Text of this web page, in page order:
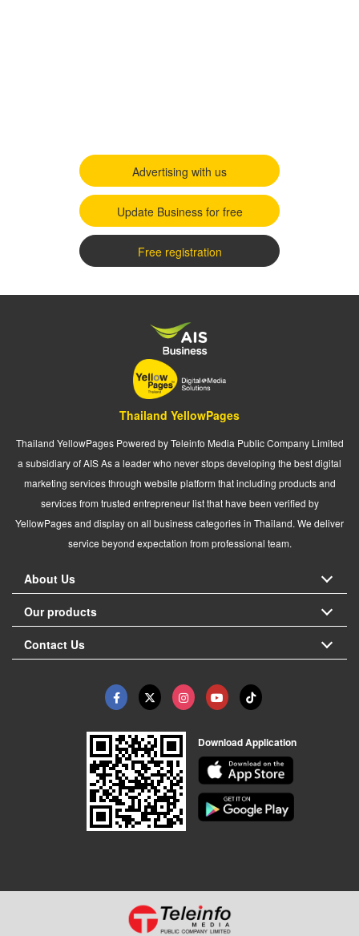
Advertising with us
Update Business for free
Free registration
Thailand YellowPages
Thailand YellowPages Powered by Teleinfo Media Public Company Limited
a subsidiary of AIS As a leader who never stops developing the best digital
marketing services through website platform that including products and
services from trusted entrepreneur list that have been verified by
YellowPages and display on all business categories in Thailand. We deliver
service beyond expectation from professional team.
About Us
Our products
Contact Us
Download Application